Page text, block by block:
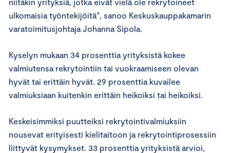
ulkomaisia työntekijöitä”, sanoo Keskuskauppakamarin
varatoimitusjohtaja Johanna Sipola.
Kyselyn mukaan 34 prosenttia yrityksistä kokee
valmiutensa rekrytointiin tai vuokraamiseen olevan
hyvät tai erittäin hyvät. 29 prosenttia kuvailee
valmiuksiaan kuitenkin erittäin heikoiksi tai heikoiksi.
Keskeisimmiksi puutteiksi rekrytointivalmiuksiin
nousevat erityisesti kielitaitoon ja rekrytointiprosessiin
liittyvät kysymykset. 33 prosenttia yrityksistä arvioi,